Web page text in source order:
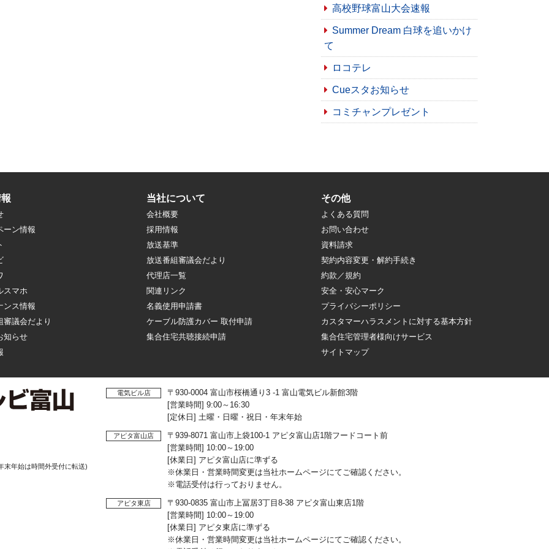
高校野球富山大会速報
Summer Dream 白球を追いかけ
て
ロコテレ
Cueスタお知らせ
コミチャンプレゼント
ーン情報
スマホ
ンス情報
審議会だより
知らせ
当社について
会社概要
採用情報
放送基準
放送番組審議会だより
代理店一覧
関連リンク
名義使用申請書
ケーブル防護カバー 取付申請
集合住宅共聴接続申請
その他
よくある質問
お問い合わせ
資料請求
契約内容変更・解約手続き
約款／規約
安全・安心マーク
プライバシーポリシー
カスタマーハラスメントに対する基本方針
集合住宅管理者様向けサービス
サイトマップ
末年始は時間外受付に転送)
電気ビル店
〒930-0004 富山市桜橋通り3 -1 富山電気ビル新館3階
[営業時間] 9:00～16:30
[定休日] 土曜・日曜・祝日・年末年始
アピタ富山店
〒939-8071 富山市上袋100-1 アピタ富山店1階フードコート前
[営業時間] 10:00～19:00
[休業日] アピタ富山店に準ずる
※休業日・営業時間変更は当社ホームページにてご確認ください。
※電話受付は行っておりません。
アピタ東店
〒930-0835 富山市上冨居3丁目8-38 アピタ富山東店1階
[営業時間] 10:00～19:00
[休業日] アピタ東店に準ずる
※休業日・営業時間変更は当社ホームページにてご確認ください。